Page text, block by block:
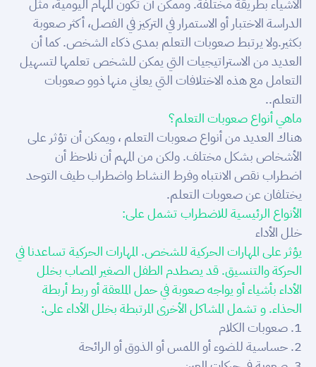
الأشياء بطريقة مختلفة. وممكن أن تكون المهام اليومية، مثل
الدراسة الاختبار أو الاستمرار في التركيز في الفصل، أكثر صعوبة
بكثير.ولا يرتبط صعوبات التعلم بمدى ذكاء الشخص. كما أن
العديد من الاستراتيجيات التي يمكن للشخص تعلمها لتسهيل
التعامل مع هذه الاختلافات التي يعاني منها ذوو صعوبات
التعلم..
ماهي أنواع صعوبات التعلم؟
هناك العديد من أنواع صعوبات التعلم ، ويمكن أن تؤثر على
الأشخاص بشكل مختلف. ولكن من المهم أن نلاحظ أن
اضطراب نقص الانتباه وفرط النشاط واضطراب طيف التوحد
يختلفان عن صعوبات التعلم.
الأنواع الرئيسية للاضطراب تشمل على:
خلل الأداء
يؤثر على المهارات الحركية للشخص. المهارات الحركية تساعدنا في
الحركة والتنسيق. قد يصطدم الطفل الصغير المصاب بخلل
الأداء بأشياء أو يواجه صعوبة في حمل الملعقة أو ربط أربطة
الحذاء. و تشمل المشاكل الأخرى المرتبطة بخلل الأداء على:
1. صعوبات الكلام
2. حساسية للضوء أو اللمس أو الذوق أو الرائحة